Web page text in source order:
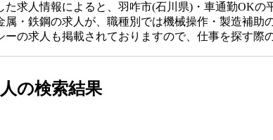
た求人情報によると、羽咋市(石川県)・車通勤OKの
属・鉄鋼の求人が、職種別では機械操作・製造補助
の求人も掲載されておりますので、仕事を探す際
の検索結果